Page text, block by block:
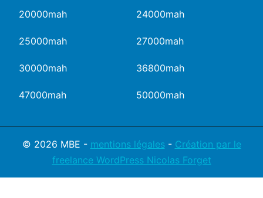
20000mah 24000mah
25000mah 27000mah
30000mah 36800mah
47000mah 50000mah
© 2026 MBE - mentions légales- Création par le
freelance WordPress Nicolas Forget